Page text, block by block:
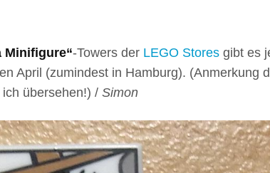
Minifigure“-Towers der LEGO Stores gibt es
April (zumindest in Hamburg). (Anmerkung
übersehen!) / Simon